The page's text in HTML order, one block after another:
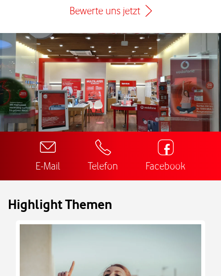
Bewerte uns jetzt
E-Mail Telefon Facebook
Highlight Themen